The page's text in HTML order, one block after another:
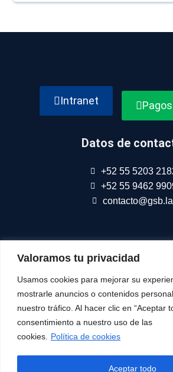
Valoramos tu privacidad
Usamos cookies para mejorar su
mostrarle anuncios o contenidos
nuestro tráfico. Al hacer clic en “Aceptar
consentimiento a nuestro uso de las
cookies.
Política de cookies
Aceptar todo
Intranet
Datos de
+52 55 5203
+52 55 9462
Somos parte deConnect
Síguenos